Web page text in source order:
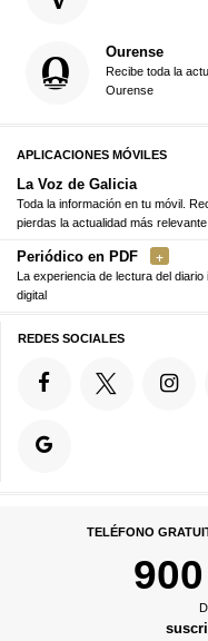
Ourense
Recibe toda la
Ourense
APLICACIONES MÓVILES
La Voz de Galicia
Toda la información en tu móvil.
pierdas la actualidad más relevante
Periódico en PDF
La experiencia de lectura del
digital
REDES SOCIALES
TELÉFONO